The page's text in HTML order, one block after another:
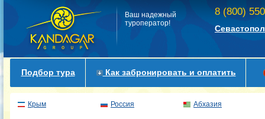
Ваш надежный
туроператор!
8 (800)
Подбор тура Как забронировать и оплатить
Крым Россия Абхазия